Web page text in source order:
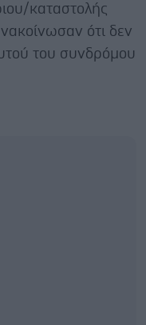
καταστολής
ότι δεν
του συνδρόμου